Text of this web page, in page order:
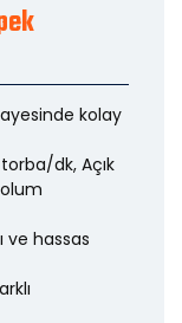
kolay
dk, Açık
ve hassas